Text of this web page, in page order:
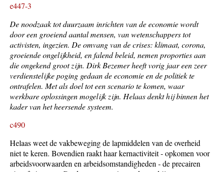
e447-3
De noodzaak tot duurzaam inrichten van de economie wordt
door een groeiend aantal mensen, van wetenschappers tot
activisten, ingezien. De omvang van de crises: klimaat, corona,
groeiende ongelijkheid, en falend beleid, nemen proporties aan
die ongekend groot zijn. Dirk Bezemer heeft vorig jaar een zeer
verdienstelijke poging gedaan de economie en de politiek te
ontrafelen. Met als doel tot een scenario te komen, waar
werkbare oplossingen mogelijk zijn. Helaas denkt hij binnen het
kader van het heersende systeem.
c490
Helaas weet de vakbeweging de lapmiddelen van de overheid
niet te keren. Bovendien raakt haar kernactiviteit - opkomen voor
arbeidsvoorwaarden en arbeidsomstandigheden - de precairen